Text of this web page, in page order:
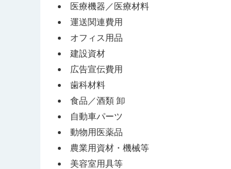
医療機器／医療材料
運送関連費用
オフィス用品
建設資材
広告宣伝費用
歯科材料
食品／酒類 卸
自動車パーツ
動物用医薬品
農業用資材・機械等
美容室用具等